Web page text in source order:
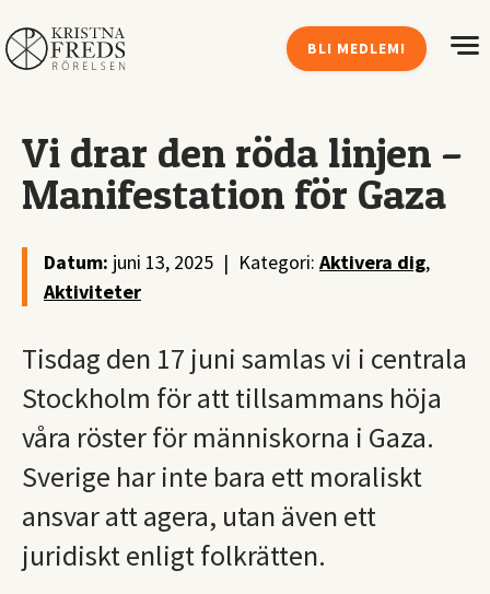
BLI MEDLEM!
Vi drar den röda linjen –
Manifestation för Gaza
Datum: juni 13, 2025 | Kategori: Aktivera dig,
Aktiviteter
Tisdag den 17 juni samlas vi i centrala
Stockholm för att tillsammans höja
våra röster för människorna i Gaza.
Sverige har inte bara ett moraliskt
ansvar att agera, utan även ett
juridiskt enligt folkrätten.